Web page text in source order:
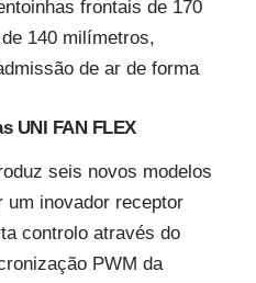
frontais de 170
140 milímetros,
de ar de forma
UNI FAN FLEX
seis novos modelos
um inovador receptor
controlo através do
PWM da